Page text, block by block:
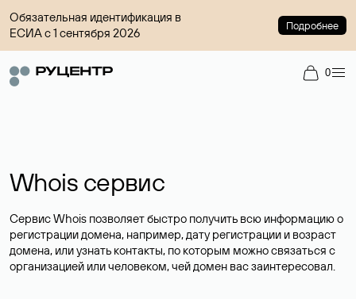
Обязательная идентификация в
ЕСИА с 1 сентября 2026
Подробнее
0
Whois сервис
Сервис Whois позволяет быстро получить всю информацию о
регистрации домена, например, дату регистрации и возраст
домена, или узнать контакты, по которым можно связаться с
организацией или человеком, чей домен вас заинтересовал.